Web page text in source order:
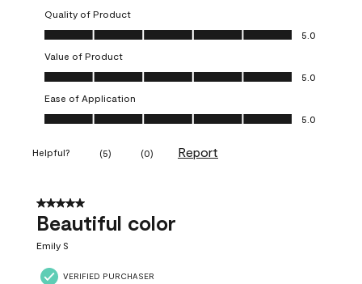
Quality of Product
Quality of Product, 5.0 out of 5
5.0
Value of Product
Value of Product, 5.0 out of 5
5.0
Ease of Application
Ease of Application, 5.0 out of 5
5.0
Helpful? (5) (0) Report
5 out of 5 stars.
Beautiful color
Emily S
VERIFIED PURCHASER